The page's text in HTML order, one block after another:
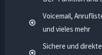
Voicemail,
und vieles mehr
Sichere und